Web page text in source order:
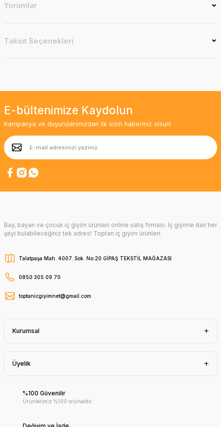
Yorumlar
Taksit Seçenekleri
E-bültenimize Kaydolun
Kampanya ve duyurularımızdan ilk sizin haberiniz olsun!
Bay, bayan ve çocuk iç giyim ürünleri online satış firması. İç giyime dair her
şeyi bulabileceğiniz tek adres! Toptan iç giyim ürünleri.
Talatpaşa Mah. 4007. Sok. No:20 GİPAŞ TEKSTİL MAĞAZASI
0850 305 09 70
toptanicgiyimnet@gmail.com
Kurumsal
Üyelik
%100 Güvenilir
Ürünlerimiz %100 orijinaldir.